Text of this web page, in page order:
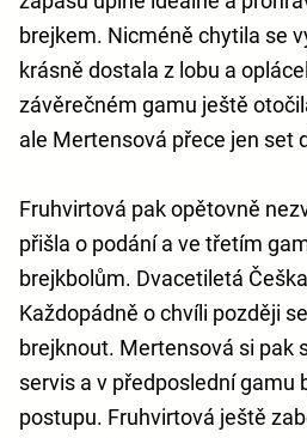
brejkem. Nicméně chytila se
krásně dostala z lobu a
závěrečném gamu ještě
ale Mertensová přece jen set
Fruhvirtová pak opětovně
přišla o podání a ve třetím
brejkbolům. Dvacetiletá
Každopádně o chvíli později
brejknout. Mertensová si pak
servis a v předposlední gamu
postupu. Fruhvirtová ještě